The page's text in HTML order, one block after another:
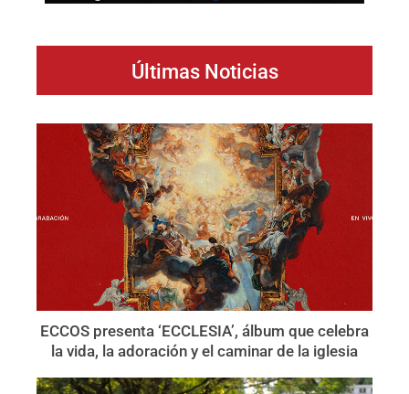
Últimas Noticias
ECCOS presenta ‘ECCLESIA’, álbum que celebra
la vida, la adoración y el caminar de la iglesia